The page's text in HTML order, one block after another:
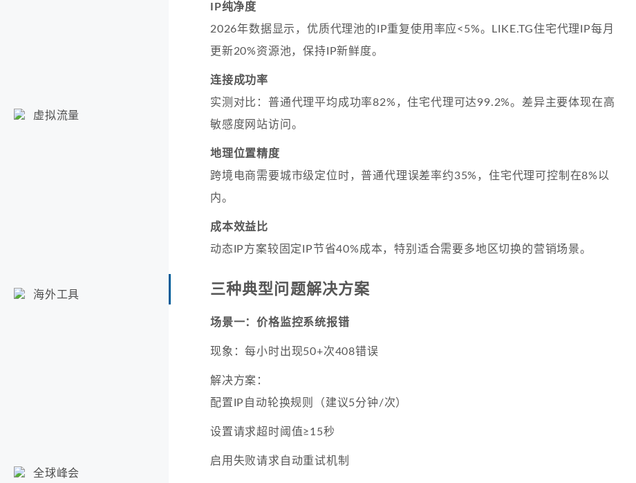
虚拟流量
海外工具
全球峰会
IP纯净度
2026年数据显示，优质代理池的IP重复使用率应<5%。LIKE.TG住宅代理IP每月
更新20%资源池，保持IP新鲜度。
连接成功率
实测对比：普通代理平均成功率82%，住宅代理可达99.2%。差异主要体现在高
敏感度网站访问。
地理位置精度
跨境电商需要城市级定位时，普通代理误差率约35%，住宅代理可控制在8%以
内。
成本效益比
动态IP方案较固定IP节省40%成本，特别适合需要多地区切换的营销场景。
三种典型问题解决方案
场景一：价格监控系统报错
现象：每小时出现50+次408错误
解决方案：
配置IP自动轮换规则（建议5分钟/次）
设置请求超时阈值≥15秒
启用失败请求自动重试机制